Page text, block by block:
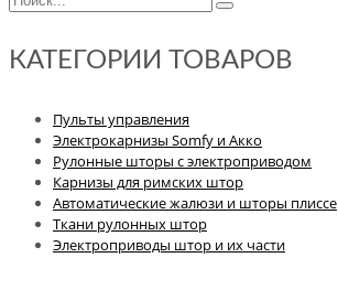
КАТЕГОРИИ ТОВАРОВ
Пульты управления
Электрокарнизы Somfy и Акко
Рулонные шторы с электроприводом
Карнизы для римских штор
Автоматические жалюзи и шторы плиссе
Ткани рулонных штор
Электроприводы штор и их части